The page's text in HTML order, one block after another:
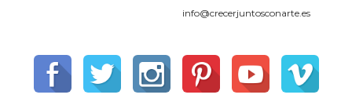
info@crecerjuntosconarte.es